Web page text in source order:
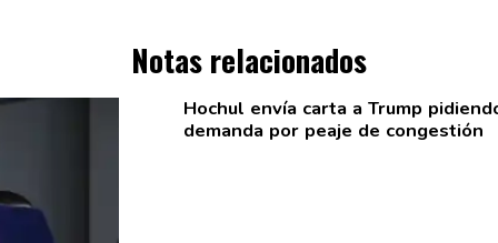
Notas relacionados
Hochul envía carta a Trump
demanda por peaje de congestión